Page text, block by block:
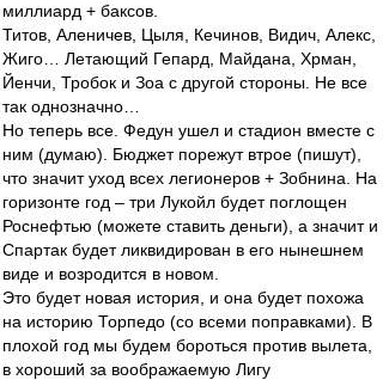
миллиард + баксов.
Титов, Аленичев, Цыля, Кечинов, Видич, Алекс,
Жиго… Летающий Гепард, Майдана, Хрман,
Йенчи, Тробок и Зоа с другой стороны. Не все
так однозначно…
Но теперь все. Федун ушел и стадион вместе с
ним (думаю). Бюджет порежут втрое (пишут),
что значит уход всех легионеров + Зобнина. На
горизонте год – три Лукойл будет поглощен
Роснефтью (можете ставить деньги), а значит и
Спартак будет ликвидирован в его нынешнем
виде и возродится в новом.
Это будет новая история, и она будет похожа
на историю Торпедо (со всеми поправками). В
плохой год мы будем бороться против вылета,
в хороший за воображаемую Лигу